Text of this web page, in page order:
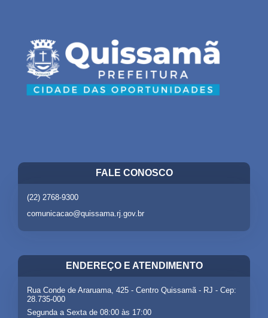
FALE CONOSCO
(22) 2768-9300
comunicacao@quissama.rj.gov.br
ENDEREÇO E ATENDIMENTO
Rua Conde de Araruama, 425 - Centro Quissamã - RJ - Cep:
28.735-000
Segunda a Sexta de 08:00 às 17:00